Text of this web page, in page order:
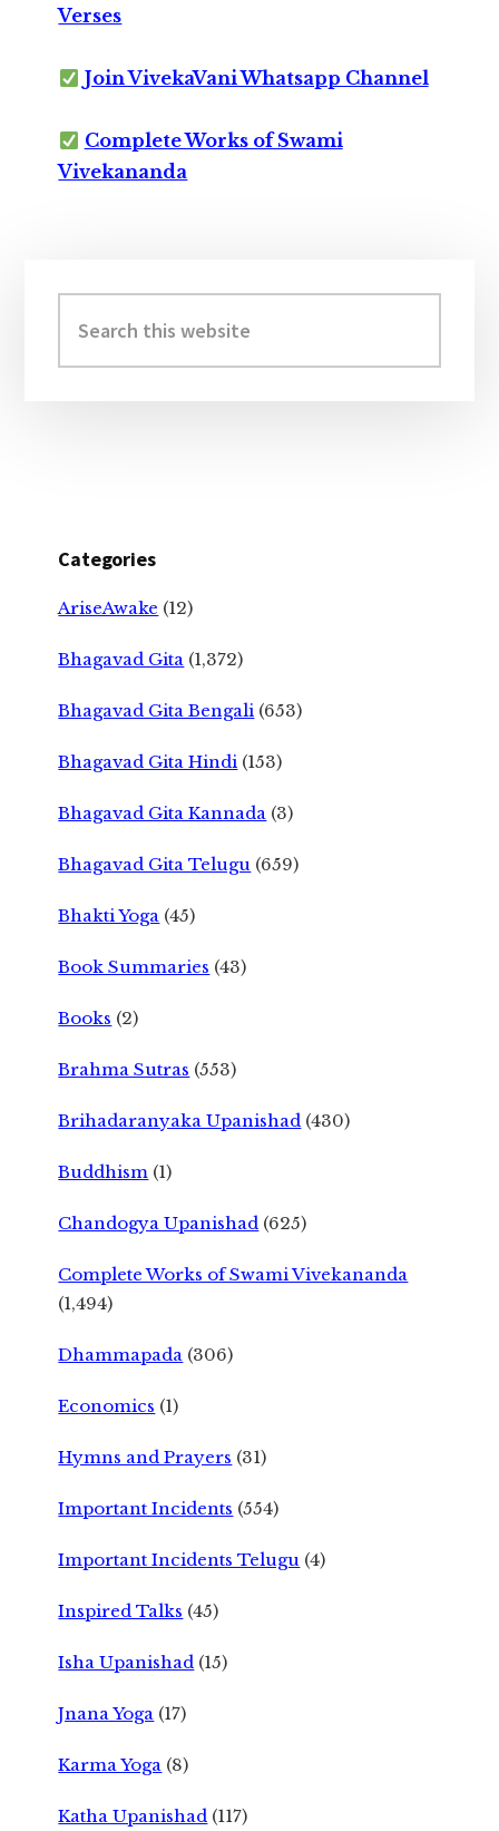
Verses
Join VivekaVani Whatsapp Channel
Complete Works of Swami
Vivekananda
Sidebar
this
website
Categories
AriseAwake (12)
Bhagavad Gita (1,372)
Bhagavad Gita Bengali (653)
Bhagavad Gita Hindi (153)
Bhagavad Gita Kannada (3)
Bhagavad Gita Telugu (659)
Bhakti Yoga (45)
Book Summaries (43)
Books (2)
Brahma Sutras (553)
Brihadaranyaka Upanishad (430)
Buddhism (1)
Chandogya Upanishad (625)
Complete Works of Swami Vivekananda
(1,494)
Dhammapada (306)
Economics (1)
Hymns and Prayers (31)
Important Incidents (554)
Important Incidents Telugu (4)
Inspired Talks (45)
Isha Upanishad (15)
Jnana Yoga (17)
Karma Yoga (8)
Katha Upanishad (117)